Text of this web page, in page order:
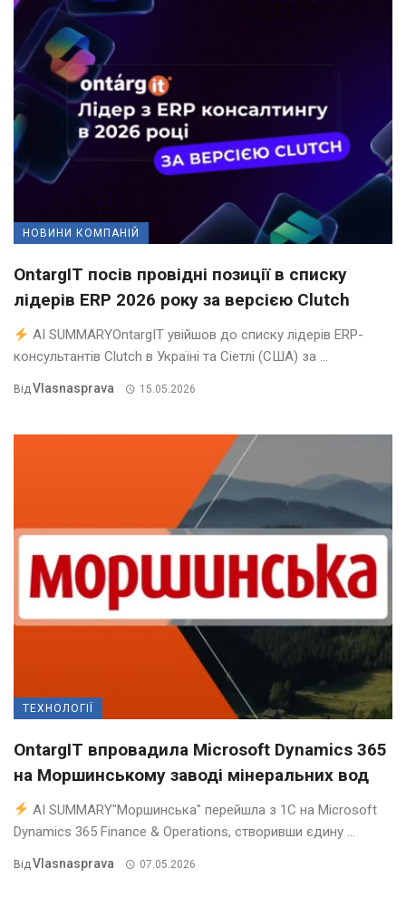
НОВИНИ КОМПАНІЙ
OntargIT посів провідні позиції в списку
лідерів ERP 2026 року за версією Clutch
AI SUMMARYOntargIT увійшов до списку лідерів ERP-
консультантів Clutch в Україні та Сіетлі (США) за ...
ВідVlasnasprava 15.05.2026
ТЕХНОЛОГІЇ
OntargIT впровадила Microsoft Dynamics 365
на Моршинському заводі мінеральних вод
AI SUMMARY"Моршинська" перейшла з 1С на Microsoft
Dynamics 365 Finance & Operations, створивши єдину ...
ВідVlasnasprava 07.05.2026